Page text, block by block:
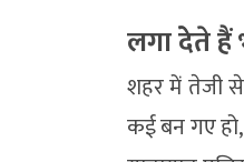
लगा देेते हैं
शहर में तेजी
कई बन गए